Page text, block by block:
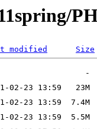
modified Size